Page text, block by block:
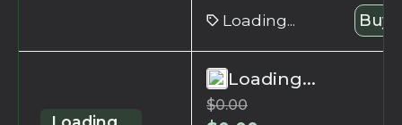
Loading... Buy
Loading...
$0.00